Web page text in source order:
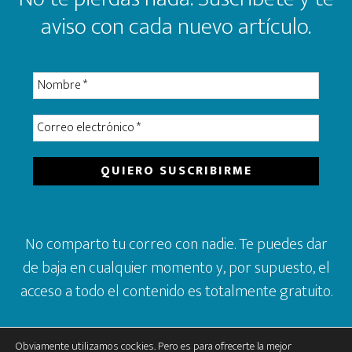
aviso con cada nuevo artículo.
No comparto tu correo con nadie. Te puedes dar
de baja en cualquier momento y, por supuesto, el
acceso a todo el contenido es totalmente gratuito.
Obviamente utilizamos cockies. Pero es para ofrecerte la mejor